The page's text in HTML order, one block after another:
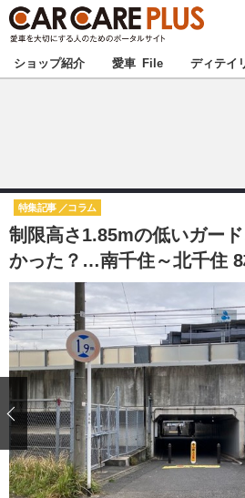
★カーケアプラス認定★ 厳選プロ
甲信越
東海
中国
九州
注目の記事
ショップレポート
自動車豆知識 スト
鈑金・塗装
ディテイリング
ディテイリング
ヘッドライト磨き
鈑金・塗装
小キズ直し
特集記事
ショップ紹介 愛車 File ディテイ
制限高さ1.85mの低いガー
かった？…南千住～北千住
特集記事 コラム